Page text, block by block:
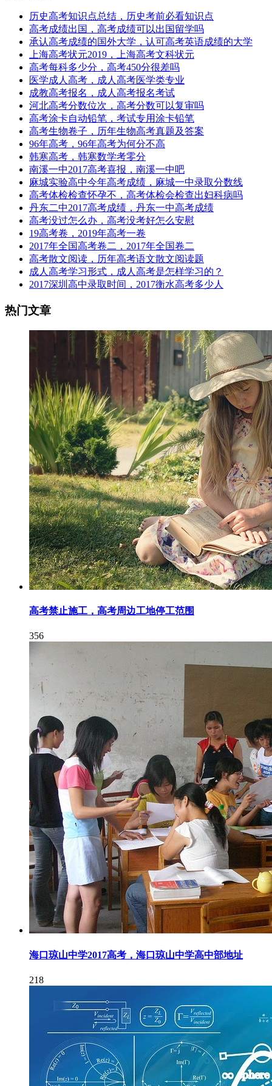
历史高考知识点总结，历史考前必看知识点
高考成绩出国，高考成绩可以出国留学吗
承认高考成绩的国外大学，认可高考英语成绩的大学
上海高考状元2019，上海高考文科状元
高考每科多少分，高考450分很差吗
医学成人高考，成人高考医学类专业
成教高考报名，成人高考报名考试
河北高考分数位次，高考分数可以复审吗
高考涂卡自动铅笔，考试专用涂卡铅笔
高考生物卷子，历年生物高考真题及答案
96年高考，96年高考为何分不高
韩寒高考，韩寒数学考零分
南溪一中2017高考喜报，南溪一中吧
麻城实验高中今年高考成绩，麻城一中录取分数线
高考体检检查怀孕不，高考体检会检查出妇科病吗
丹东二中2017高考成绩，丹东一中高考成绩
高考没过怎么办，高考没考好怎么安慰
19高考卷，2019年高考一卷
2017年全国高考卷二，2017年全国卷二
高考散文阅读，历年高考语文散文阅读题
成人高考学习形式，成人高考是怎样学习的？
2017深圳高中录取时间，2017衡水高考多少人
热门文章
高考禁止施工，高考周边工地停工范围
356
海口琼山中学2017高考，海口琼山中学高中部地址
218